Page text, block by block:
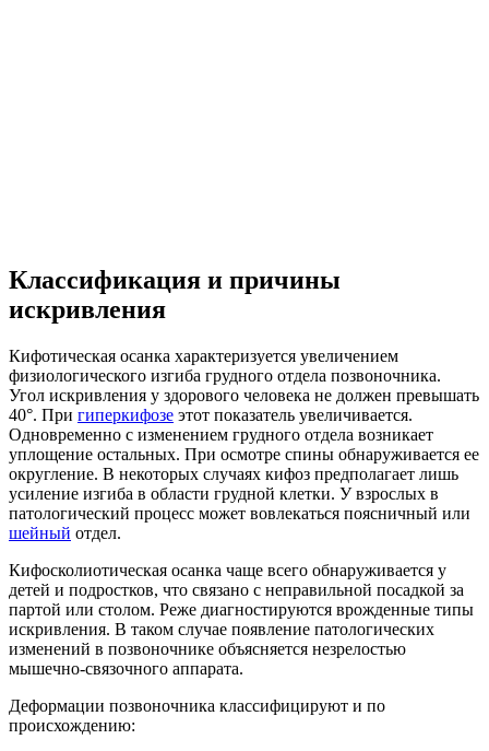
Классификация и причины
искривления
Кифотическая осанка характеризуется увеличением
физиологического изгиба грудного отдела позвоночника.
Угол искривления у здорового человека не должен превышать
40°. При гиперкифозе этот показатель увеличивается.
Одновременно с изменением грудного отдела возникает
уплощение остальных. При осмотре спины обнаруживается ее
округление. В некоторых случаях кифоз предполагает лишь
усиление изгиба в области грудной клетки. У взрослых в
патологический процесс может вовлекаться поясничный или
шейный отдел.
Кифосколиотическая осанка чаще всего обнаруживается у
детей и подростков, что связано с неправильной посадкой за
партой или столом. Реже диагностируются врожденные типы
искривления. В таком случае появление патологических
изменений в позвоночнике объясняется незрелостью
мышечно-связочного аппарата.
Деформации позвоночника классифицируют и по
происхождению: